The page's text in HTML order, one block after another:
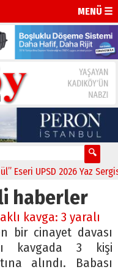
MENÜ ☰
UPSD 2026 Yaz
haberler
kavga: 3 yaralı
bir cinayet davası
kavgada 3 kişi
alındı. Babası